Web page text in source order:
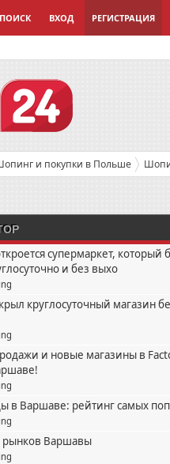
ПОИСК ВХОД РЕГИСТРАЦИЯ
и покупки в Польше
супермаркет, который
и без выхо
круглосуточный магазин
и новые магазины в
в Варшаве: рейтинг самых
Варшавы